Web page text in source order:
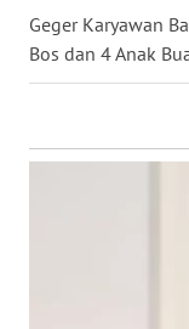
Geger Karyawan
Bos dan 4 Anak
BABEL